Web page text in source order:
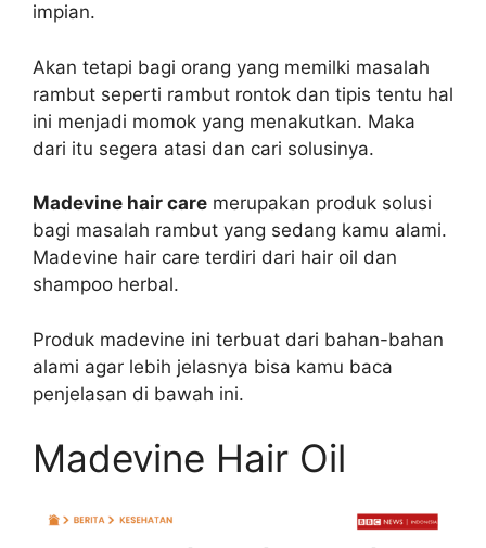
impian.
Akan tetapi bagi orang yang memilki masalah
rambut seperti rambut rontok dan tipis tentu hal
ini menjadi momok yang menakutkan. Maka
dari itu segera atasi dan cari solusinya.
Madevine hair care merupakan produk solusi
bagi masalah rambut yang sedang kamu alami.
Madevine hair care terdiri dari hair oil dan
shampoo herbal.
Produk madevine ini terbuat dari bahan-bahan
alami agar lebih jelasnya bisa kamu baca
penjelasan di bawah ini.
Madevine Hair Oil